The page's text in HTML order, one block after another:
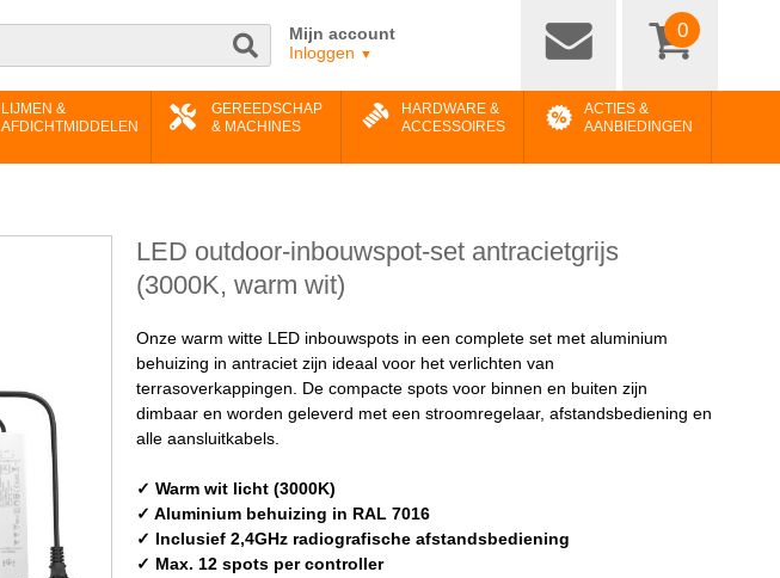
Mijn account
Inloggen ▼
0
LIJMEN &
AFDICHTMIDDELEN
GEREEDSCHAP
& MACHINES
HARDWARE &
ACCESSOIRES
ACTIES &
AANBIEDINGEN
LED outdoor-inbouwspot-set antracietgrijs
(3000K, warm wit)
Onze warm witte LED inbouwspots in een complete set met aluminium
behuizing in antraciet zijn ideaal voor het verlichten van
terrasoverkappingen. De compacte spots voor binnen en buiten zijn
dimbaar en worden geleverd met een stroomregelaar, afstandsbediening en
alle aansluitkabels.
✓ Warm wit licht (3000K)
✓ Aluminium behuizing in RAL 7016
✓ Inclusief 2,4GHz radiografische afstandsbediening
✓ Max. 12 spots per controller